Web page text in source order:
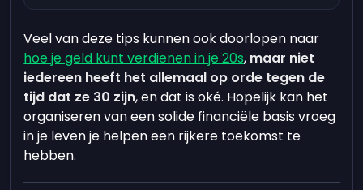
Veel van deze tips kunnen ook doorlopen naar
hoe je geld kunt verdienen in je 20s, maar niet
iedereen heeft het allemaal op orde tegen de
tijd dat ze 30 zijn, en dat is oké. Hopelijk kan het
organiseren van een solide financiële basis vroeg
in je leven je helpen een rijkere toekomst te
hebben.